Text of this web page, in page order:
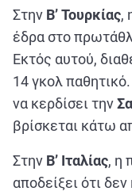
Στην Β’ Τουρκίας,
έδρα στο
Εκτός αυτού,
14 γκολ
να κερδίσει την
βρίσκεται κάτω
Στην Β’ Ιταλίας, η
αποδείξει ότι